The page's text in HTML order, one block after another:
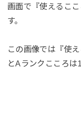
画面で『使えるこ
す。
この画像では『使
とAランクこころは